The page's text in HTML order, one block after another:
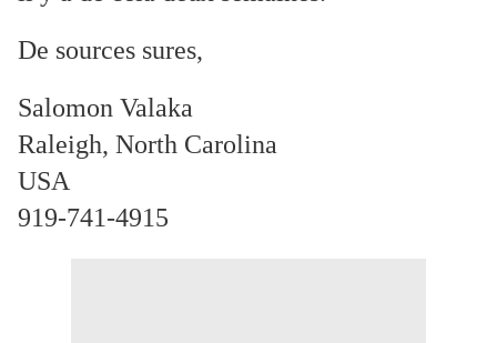
De sources sures,
Salomon Valaka
Raleigh, North Carolina
USA
919-741-4915